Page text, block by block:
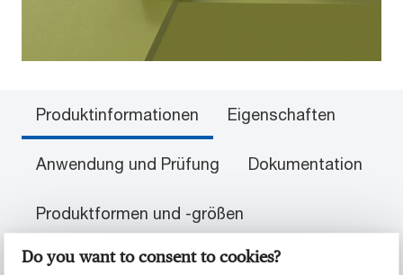
Do you want to consent to cookies?
Produktinformationen Eigenschaften
Anwendung und Prüfung Dokumentation
Produktformen und -größen